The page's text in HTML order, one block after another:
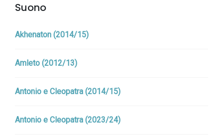
Suono
Akhenaton (2014/15)
Amleto (2012/13)
Antonio e Cleopatra (2014/15)
Antonio e Cleopatra (2023/24)